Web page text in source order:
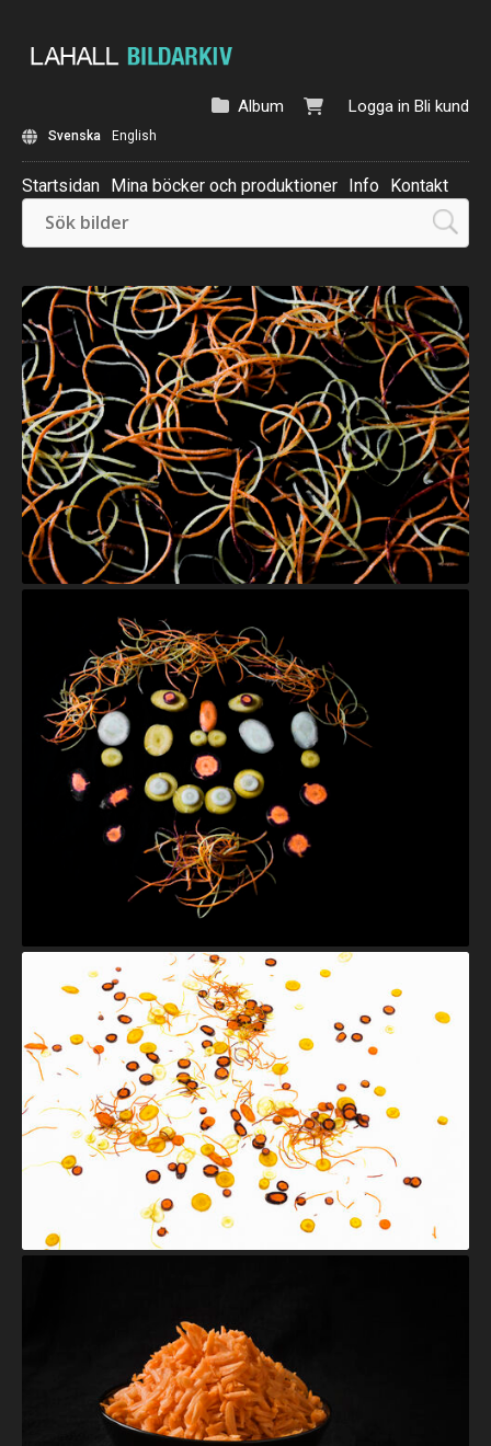
Logga in Bli kund
Album
Svenska English
Startsidan Mina böcker och produktioner Info Kontakt
Beställ: Kalender 2025